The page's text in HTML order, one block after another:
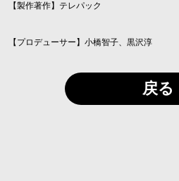
【製作著作】テレパック
【プロデューサー】小橋智子、黒沢淳
戻る